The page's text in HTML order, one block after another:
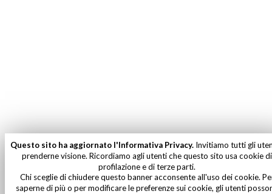
Questo sito ha aggiornato l'Informativa Privacy.Invitiamo tutti gli
prenderne visione. Ricordiamo agli utenti che questo sito usa cookie di
profilazione e di terze parti.
Chi sceglie di chiudere questo banner acconsente all'uso dei cookie.
saperne di più o per modificare le preferenze sui cookie, gli utenti